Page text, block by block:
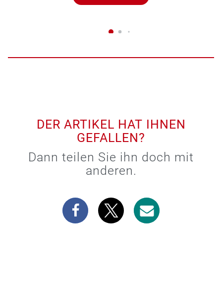
DER ARTIKEL HAT IHNEN
GEFALLEN?
Dann teilen Sie ihn doch mit
anderen.